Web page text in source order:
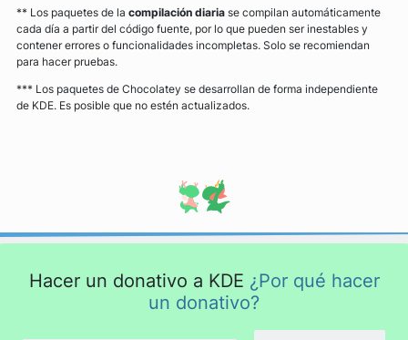
** Los paquetes de la compilación diaria se compilan automáticamente
cada día a partir del código fuente, por lo que pueden ser inestables y
contener errores o funcionalidades incompletas. Solo se recomiendan
para hacer pruebas.
*** Los paquetes de Chocolatey se desarrollan de forma independiente
de KDE. Es posible que no estén actualizados.
Hacer un donativo a KDE ¿Por qué hacer
un donativo?